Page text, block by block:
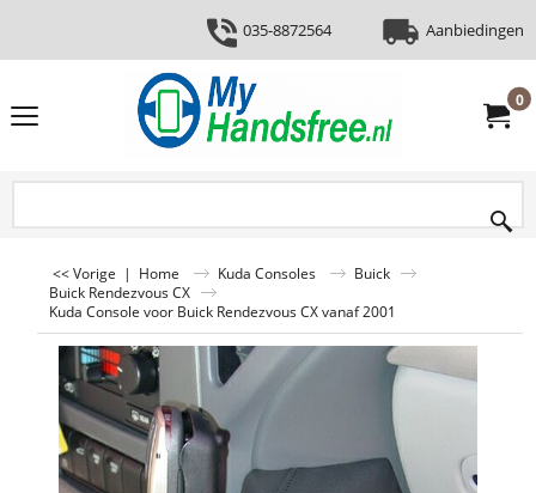
035-8872564 Aanbiedingen
0
<< Vorige | Home Kuda Consoles
Buick
Buick Rendezvous CX
Kuda Console voor Buick Rendezvous CX vanaf 2001